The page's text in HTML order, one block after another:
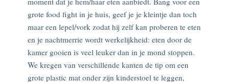
grote food fight in je huis, geef je je kleintje dan toch
maar een lepel/vork zodat hij zelf kan proberen te eten
en je nachtmerrie wordt werkelijkheid: eten door de
kamer gooien is veel leuker dan in je mond stoppen.
We kregen van verschillende kanten de tip om een
grote plastic mat onder zijn kinderstoel te leggen,